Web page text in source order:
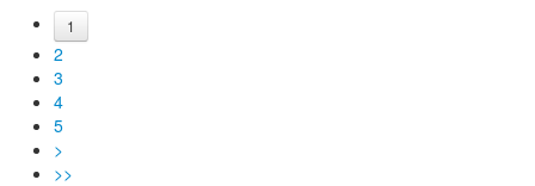
1
2
3
4
5
>
>>